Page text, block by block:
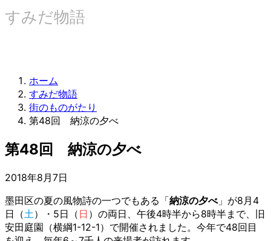
すみだ物語
ホーム
すみだ物語
街のものがたり
第48回 納涼の夕べ
第48回 納涼の夕べ
2018年8月7日
墨田区の夏の風物詩の一つでもある「納涼の夕べ」が8月4
日（土 ）・5日（ 日 ）の両日、午後4時半から8時半まで、旧
安田庭園（横綱1-12-1）で開催されました。今年で48回目